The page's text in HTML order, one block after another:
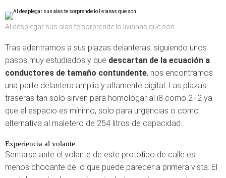
Al desplegar sus alas te sorprende lo livianas que son
Tras adentrarnos a sus plazas delanteras, siguiendo unos
pasos muy estudiados y que descartan de la ecuación a
conductores de tamaño contundente, nos encontramos
una parte delantera amplia y altamente digital. Las plazas
traseras tan solo sirven para homologar al i8 como 2+2 ya
que el espacio es mínimo, solo para urgencias o como
alternativa al maletero de 254 litros de capacidad.
Experiencia al volante
Sentarse ante el volante de este prototipo de calle es
menos chocante de lo que puede parecer a primera vista. El